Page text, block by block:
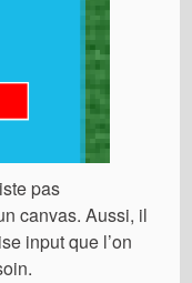
pas
canvas. Aussi, il
input que l’on